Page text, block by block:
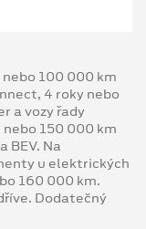
100 000 km
4 roky nebo
a vozy řady
150 000 km
BEV. Na
u elektrických
160 000 km.
Dodatečný